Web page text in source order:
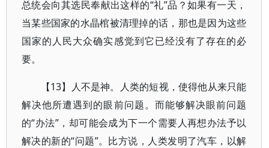
总统会向其选民奉献出这样的“礼”品？如果有一天，
当某些国家的水晶棺被清理掉的话，那也是因为这些
国家的人民大众确实感觉到它已经没有了存在的必
要。
【13】人不是神。人类的短视，使得他从来只能
解决他所遭遇到的眼前问题。而能够解决眼前问题
的“办法”，却可能会成为下一个需要人再想办法予以
解决的新的“问题”。比方说，人类发明了汽车，以解